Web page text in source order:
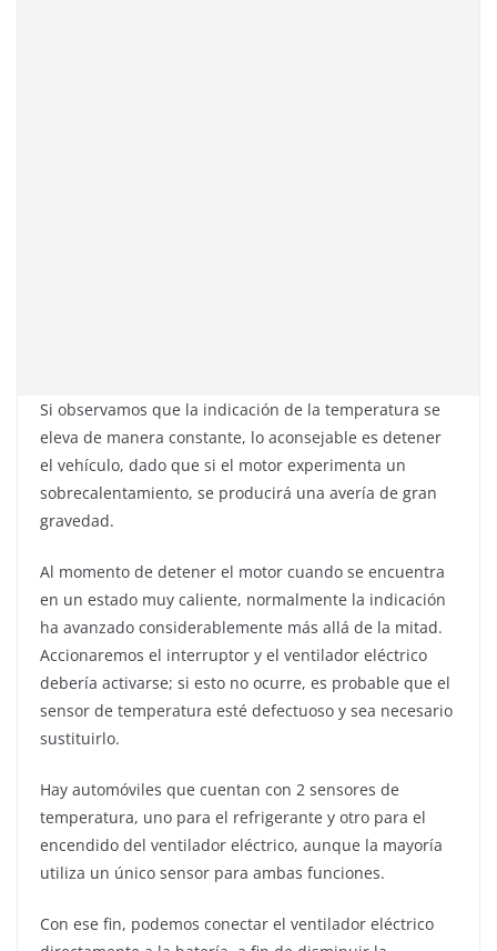
Si observamos que la indicación de la temperatura se
eleva de manera constante, lo aconsejable es detener
el vehículo, dado que si el motor experimenta un
sobrecalentamiento, se producirá una avería de gran
gravedad.
Al momento de detener el motor cuando se encuentra
en un estado muy caliente, normalmente la indicación
ha avanzado considerablemente más allá de la mitad.
Accionaremos el interruptor y el ventilador eléctrico
debería activarse; si esto no ocurre, es probable que el
sensor de temperatura esté defectuoso y sea necesario
sustituirlo.
Hay automóviles que cuentan con 2 sensores de
temperatura, uno para el refrigerante y otro para el
encendido del ventilador eléctrico, aunque la mayoría
utiliza un único sensor para ambas funciones.
Con ese fin, podemos conectar el ventilador eléctrico